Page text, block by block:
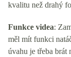
kvalitu než drahý
Funkce videa:
měl mít funkci
úvahu je třeba brát